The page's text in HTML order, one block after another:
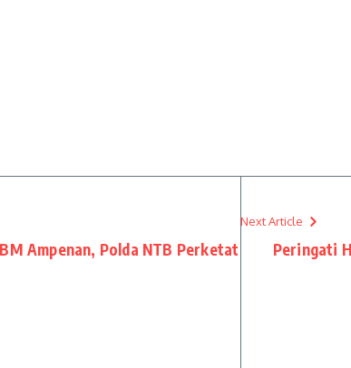
Ampenan, Polda NTB Perketat
Next Article
Peringati